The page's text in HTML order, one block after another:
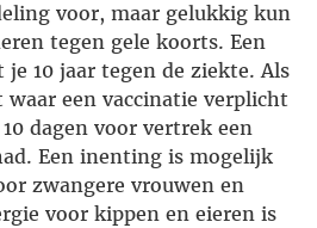
voor, maar gelukkig kun
tegen gele koorts. Een
je 10 jaar tegen de ziekte. Als
waar een vaccinatie verplicht
dagen voor vertrek een
Een inenting is mogelijk
zwangere vrouwen en
voor kippen en eieren is